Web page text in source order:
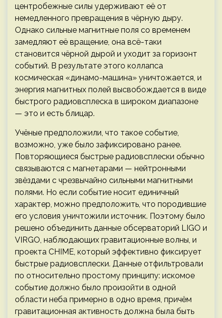
центробежные силы удерживают её от
немедленного превращения в чёрную дыру.
Однако сильные магнитные поля со временем
замедляют её вращение, она всё-таки
становится чёрной дырой и уходит за горизонт
событий. В результате этого коллапса
космическая «динамо-машина» уничтожается, и
энергия магнитных полей высвобождается в виде
быстрого радиовсплеска в широком диапазоне
— это и есть блицар.
Учёные предположили, что такое событие,
возможно, уже было зафиксировано ранее.
Повторяющиеся быстрые радиовсплески обычно
связываются с магнетарами — нейтронными
звёздами с чрезвычайно сильными магнитными
полями. Но если событие носит единичный
характер, можно предположить, что породившие
его условия уничтожили источник. Поэтому было
решено объединить данные обсерваторий LIGO и
VIRGO, наблюдающих гравитационные волны, и
проекта CHIME, который эффективно фиксирует
быстрые радиовсплески. Данные отфильтровали
по относительно простому принципу: искомое
событие должно было произойти в одной
области неба примерно в одно время, причём
гравитационная активность должна была быть